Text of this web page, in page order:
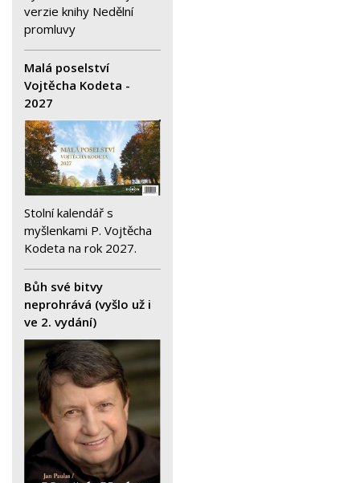
verzie knihy Nedělní
promluvy
Malá poselství
Vojtěcha Kodeta -
2027
Stolní kalendář s
myšlenkami P. Vojtěcha
Kodeta na rok 2027.
Bůh své bitvy
neprohrává (vyšlo už i
ve 2. vydání)